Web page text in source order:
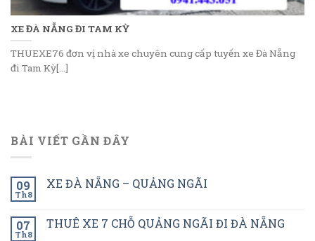
XE ĐÀ NẴNG ĐI TAM KỲ
THUEXE76 đơn vị nhà xe chuyên cung cấp tuyến xe Đà Nẵng
đi Tam Kỳ[...]
BÀI VIẾT GẦN ĐÂY
09
Th8
XE ĐÀ NẴNG – QUẢNG NGÃI
07
Th8
THUÊ XE 7 CHỖ QUẢNG NGÃI ĐI ĐÀ NẴNG